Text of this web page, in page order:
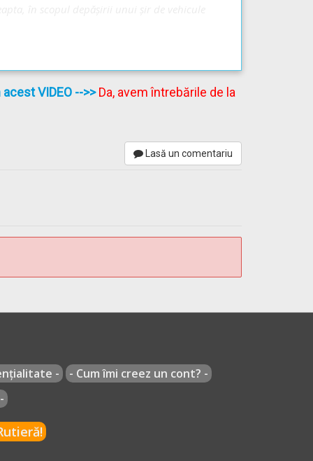
acestei interziceri
a 3 puncte de penalizare.
în scopul depășirii unui șir de vehicule
VIDEO -->>Da, avem întrebările de la
Lasă un comentariu
-
- Cum îmi creez un cont? -